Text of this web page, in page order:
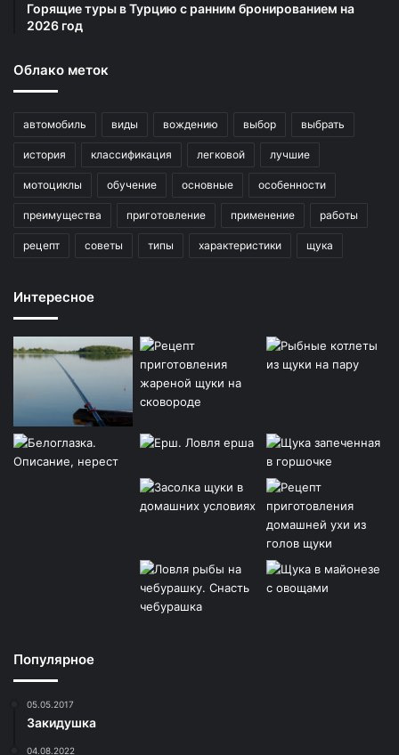
Горящие туры в Турцию с ранним бронированием на
2026 год
Облако меток
автомобиль виды вождению выбор выбрать
история классификация легковой лучшие
мотоциклы обучение основные особенности
преимущества приготовление применение работы
рецепт советы типы характеристики щука
Интересное
Популярное
05.05.2017
Закидушка
04.08.2022